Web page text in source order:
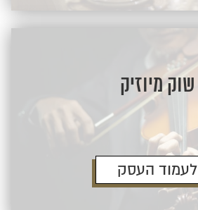
שוק מיוזיק
לעמוד העסק